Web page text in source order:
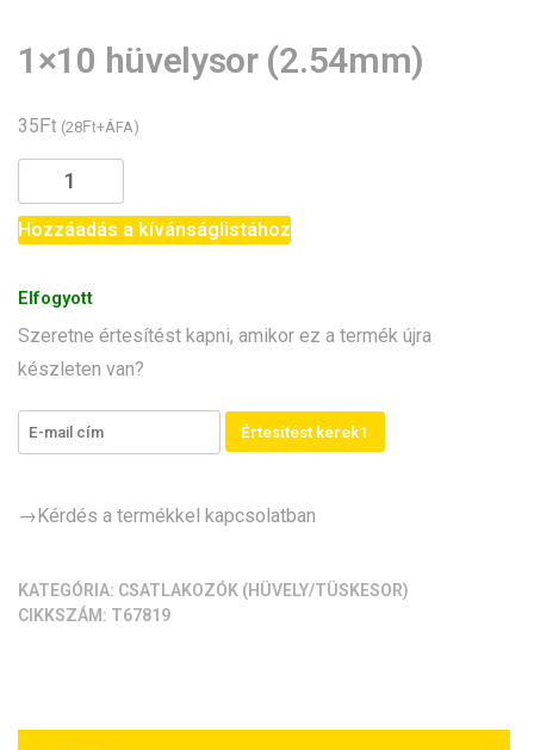
1×10 hüvelysor (2.54mm)
35Ft (28Ft+ÁFA)
hüvelysor
(2.54mm)
Hozzáadás a kívánságlistához
Elfogyott
Szeretne értesítést kapni, amikor ez a termék újra
készleten van?
Értesítést kérek1
→Kérdés a termékkel kapcsolatban
KATEGÓRIA: CSATLAKOZÓK (HÜVELY/TÜSKESOR)
CIKKSZÁM: T67819